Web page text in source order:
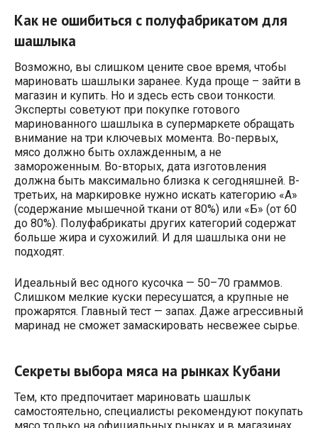
Как не ошибиться с полуфабрикатом для
шашлыка
Возможно, вы слишком цените свое время, чтобы
мариновать шашлыки заранее. Куда проще – зайти в
магазин и купить. Но и здесь есть свои тонкости.
Эксперты советуют при покупке готового
маринованного шашлыка в супермаркете обращать
внимание на три ключевых момента. Во-первых,
мясо должно быть охлажденным, а не
замороженным. Во-вторых, дата изготовления
должна быть максимально близка к сегодняшней. В-
третьих, на маркировке нужно искать категорию «А»
(содержание мышечной ткани от 80%) или «Б» (от 60
до 80%). Полуфабрикаты других категорий содержат
больше жира и сухожилий. И для шашлыка они не
подходят.
Идеальный вес одного кусочка — 50–70 граммов.
Слишком мелкие куски пересушатся, а крупные не
прожарятся. Главный тест — запах. Даже агрессивный
маринад не сможет замаскировать несвежее сырье.
Секреты выбора мяса на рынках Кубани
Тем, кто предпочитает мариновать шашлык
самостоятельно, специалисты рекомендуют покупать